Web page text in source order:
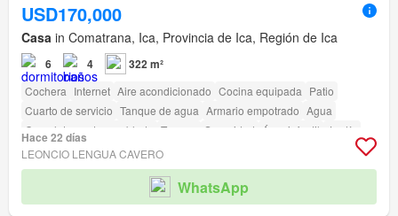
USD170,000
Casa in Comatrana, Ica, Provincia de Ica, Región de Ica
6 4 322 m²
Cochera Internet Aire acondicionado Cocina equipada Patio
Cuarto de servicio Tanque de agua Armario empotrado Agua
Completamente amoblado
Terraza Seguridad Área infantil
Jardín
Caseta de vigilancia
Hace 22 días
LEONCIO LENGUA CAVERO
WhatsApp